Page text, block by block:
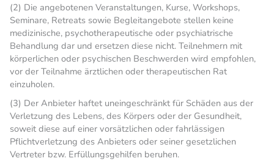
(2) Die angebotenen Veranstaltungen, Kurse, Workshops,
Seminare, Retreats sowie Begleitangebote stellen keine
medizinische, psychotherapeutische oder psychiatrische
Behandlung dar und ersetzen diese nicht. Teilnehmern mit
körperlichen oder psychischen Beschwerden wird empfohlen,
vor der Teilnahme ärztlichen oder therapeutischen Rat
einzuholen.
(3) Der Anbieter haftet uneingeschränkt für Schäden aus der
Verletzung des Lebens, des Körpers oder der Gesundheit,
soweit diese auf einer vorsätzlichen oder fahrlässigen
Pflichtverletzung des Anbieters oder seiner gesetzlichen
Vertreter bzw. Erfüllungsgehilfen beruhen.